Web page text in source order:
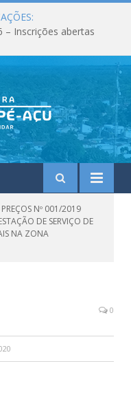
– Inscrições abertas
Nº 001/2019
DE SERVIÇO DE
NA ZONA
0